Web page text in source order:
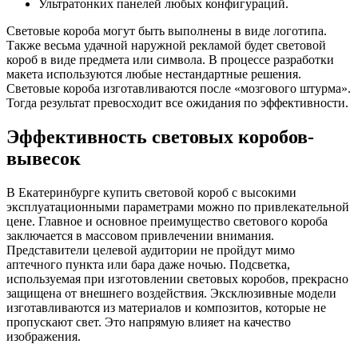
Ультратонких панелей любых конфигураций.
Световые короба могут быть выполнены в виде логотипа.
Также весьма удачной наружной рекламой будет световой
короб в виде предмета или символа. В процессе разработки
макета используются любые нестандартные решения.
Световые короба изготавливаются после «мозгового штурма».
Тогда результат превосходит все ожидания по эффективности.
Эффективность световых коробов-
вывесок
В Екатеринбурге купить световой короб с высокими
эксплуатационными параметрами можно по привлекательной
цене. Главное и основное преимущество светового короба
заключается в массовом привлечении внимания.
Представители целевой аудитории не пройдут мимо
аптечного пункта или бара даже ночью. Подсветка,
используемая при изготовлении световых коробов, прекрасно
защищена от внешнего воздействия. Эксклюзивные модели
изготавливаются из материалов и композитов, которые не
пропускают свет. Это напрямую влияет на качество
изображения.